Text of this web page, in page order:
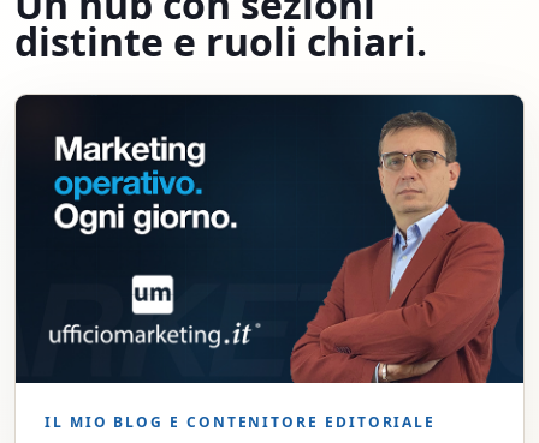
distinte e ruoli chiari.
IL MIO BLOG E CONTENITORE EDITORIALE